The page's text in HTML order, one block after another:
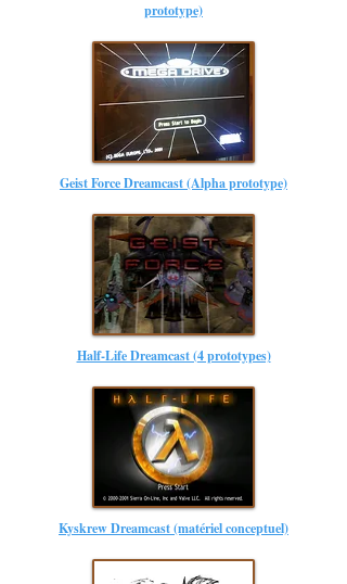
prototype)
Geist Force Dreamcast (Alpha prototype)
Half-Life Dreamcast (4 prototypes)
Kyskrew Dreamcast (matériel conceptuel)